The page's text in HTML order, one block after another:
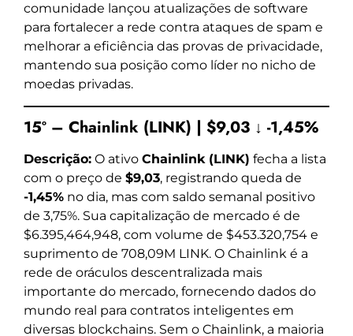
comunidade lançou atualizações de software
para fortalecer a rede contra ataques de spam e
melhorar a eficiência das provas de privacidade,
mantendo sua posição como líder no nicho de
moedas privadas.
15º – Chainlink (LINK) | $9,03 ↓ -1,45%
Descrição: O ativo Chainlink (LINK) fecha a lista
com o preço de $9,03, registrando queda de
-1,45% no dia, mas com saldo semanal positivo
de 3,75%. Sua capitalização de mercado é de
$6.395,464,948, com volume de $453.320,754 e
suprimento de 708,09M LINK. O Chainlink é a
rede de oráculos descentralizada mais
importante do mercado, fornecendo dados do
mundo real para contratos inteligentes em
diversas blockchains. Sem o Chainlink, a maioria